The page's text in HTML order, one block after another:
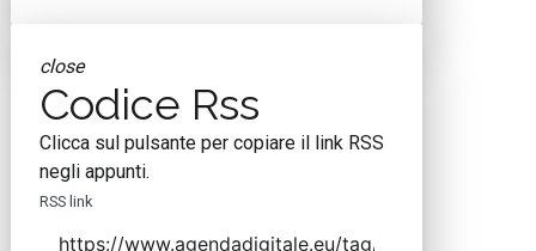
close
Codice Rss
Clicca sul pulsante per copiare il link RSS
negli appunti.
RSS link